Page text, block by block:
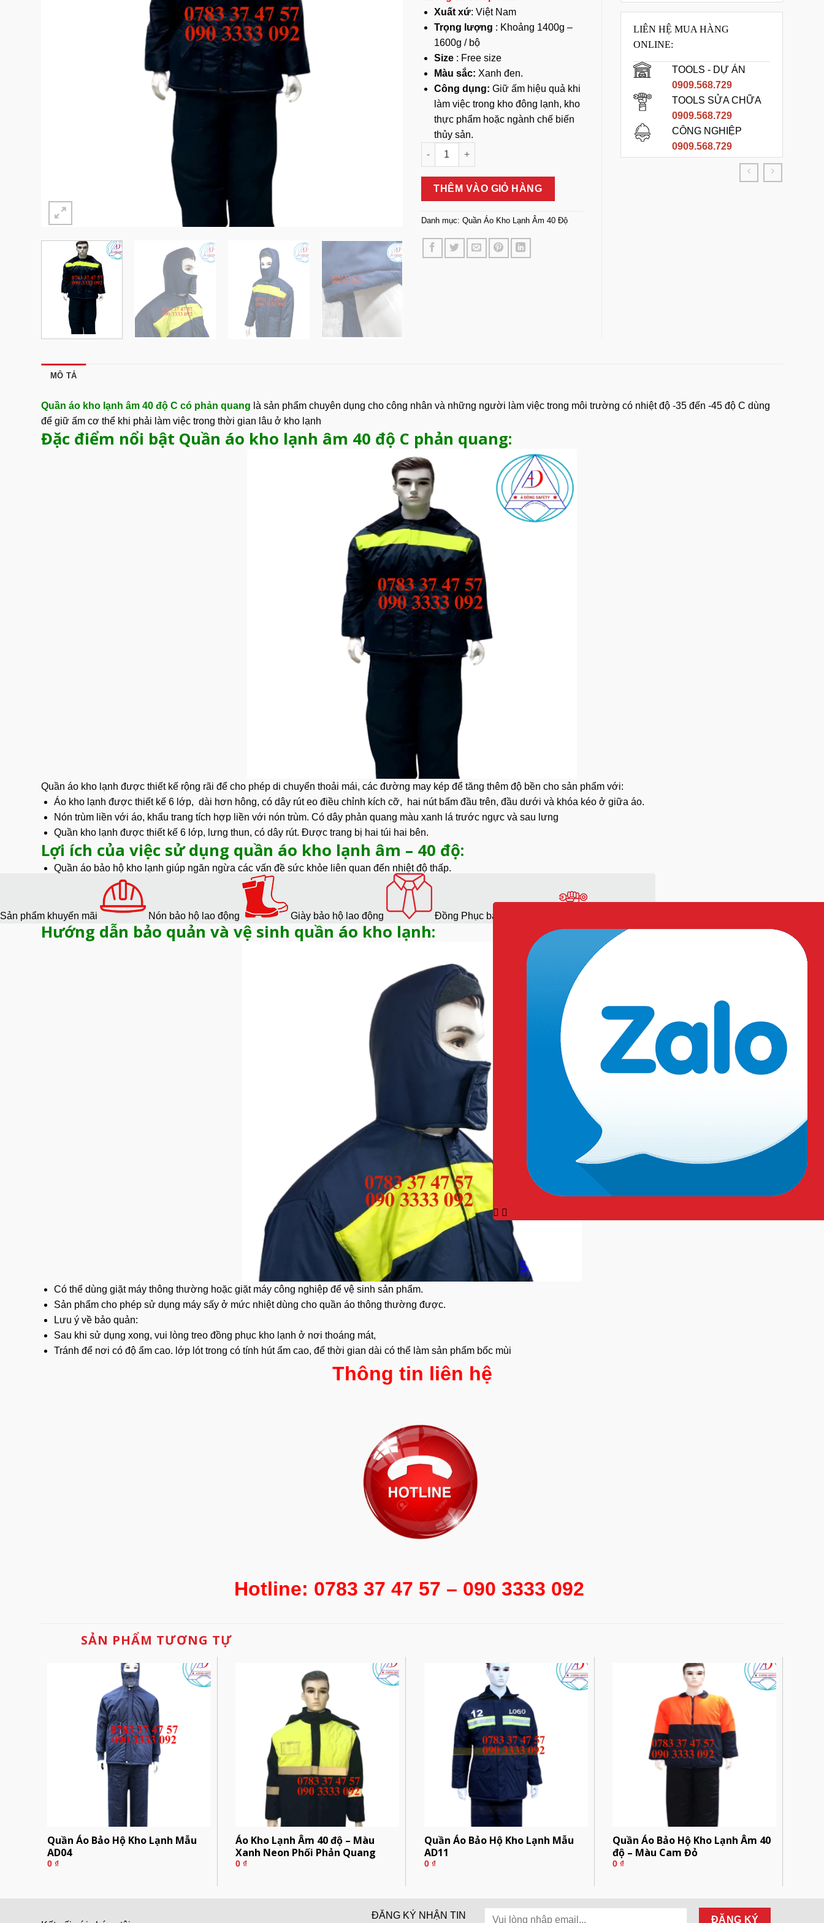
Xuất xứ: Việt Nam
Trọng lượng : Khoảng 1400g –
1600g / bộ
Size : Free size
Màu sắc: Xanh đen.
Công dụng: Giữ ấm hiệu quả khi
làm việc trong kho đông lạnh, kho
thực phẩm hoặc ngành chế biến
thủy sản.
Quần Áo Kho Lạnh Âm 40 Độ C Phản Quang số lượng
THÊM VÀO GIỎ HÀNG
Danh mục: Quần Áo Kho Lạnh Âm 40 Độ
LIÊN HỆ MUA HÀNG
ONLINE:
TOOLS - DỰ ÁN
0909.568.729
TOOLS SỬA CHỮA
0909.568.729
CÔNG NGHIỆP
0909.568.729
MÔ TẢ
Quần áo kho lạnh âm 40 độ C có phản quang là sản phẩm chuyên dụng cho công nhân và những người làm việc trong môi trường có nhiệt độ -35 đến -45 độ C dùng
để giữ ấm cơ thể khi phải làm việc trong thời gian lâu ở kho lạnh
Đặc điểm nổi bật Quần áo kho lạnh âm 40 độ C phản quang:
Quần áo kho lạnh được thiết kế rộng rãi để cho phép di chuyển thoải mái, các đường may kép để tăng thêm độ bền cho sản phẩm với:
Áo kho lạnh được thiết kế 6 lớp, dài hơn hông, có dây rút eo điều chỉnh kích cỡ, hai nút bấm đầu trên, đầu dưới và khóa kéo ở giữa áo.
Nón trùm liền với áo, khẩu trang tích hợp liền với nón trùm. Có dây phản quang màu xanh lá trước ngực và sau lưng
Quần kho lạnh được thiết kế 6 lớp, lưng thun, có dây rút. Được trang bị hai túi hai bên.
Lợi ích của việc sử dụng quần áo kho lạnh âm – 40 độ:
Quần áo bảo hộkho lạnh giúp ngăn ngừa các vấn đề sức khỏe liên quan đến nhiệt độthấp.
Khi được bảo vệ khỏi lạnh, người lao động có thể tập trung hơn vào công việc.
Tránh tình trạng hạ thân nhiệt, tê cóng, và các vấn đề sức khỏe khác do lạnh gây ra.
Áo kho lạnh có dây phản quang giúp nhận biết trong bóng tối.
Hướng dẫn bảo quản và vệ sinh quần áo kho lạnh:
Có thể dùng giặt máy thông thường hoặc giặt máy công nghiệp để vệ sinh sản phẩm.
Sản phẩm cho phép sử dụng máy sấy ở mức nhiệt dùng cho quần áo thông thường được.
Lưu ý về bảo quản:
Sau khi sử dụng xong, vui lòng treo đồng phục kho lạnh ở nơi thoáng mát,
Tránh để nơi có độ ẩm cao. lớp lót trong có tính hút ẩm cao, để thời gian dài có thể làm sản phẩm bốc mùi
Thông tin liên hệ
Hotline: 0783 37 47 57 – 090 3333 092
SẢN PHẨM TƯƠNG TỰ
Quần Áo Bảo Hộ Kho Lạnh Mẫu
AD04
0 ₫
Áo Kho Lạnh Âm 40 độ – Màu
Xanh Neon Phối Phản Quang
0₫
Quần Áo Bảo Hộ Kho Lạnh Mẫu
AD11
0 ₫
Quần Áo Bảo Hộ Kho Lạnh Âm 40
độ – Màu Cam Đỏ
0₫
ĐĂNG KÝ NHẬN TIN
Sản phẩm khuyến mãi Nón bảo hộ lao động Giày bảo hộ lao động Đồng Phục bảo hộ lao động